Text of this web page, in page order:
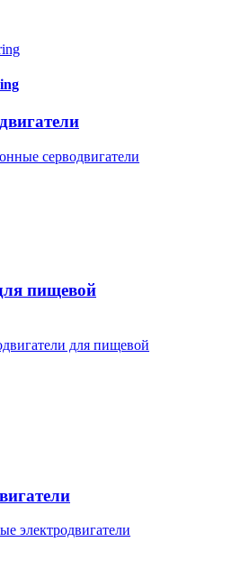
серводвигатели
пищевой
для пищевой
электродвигатели